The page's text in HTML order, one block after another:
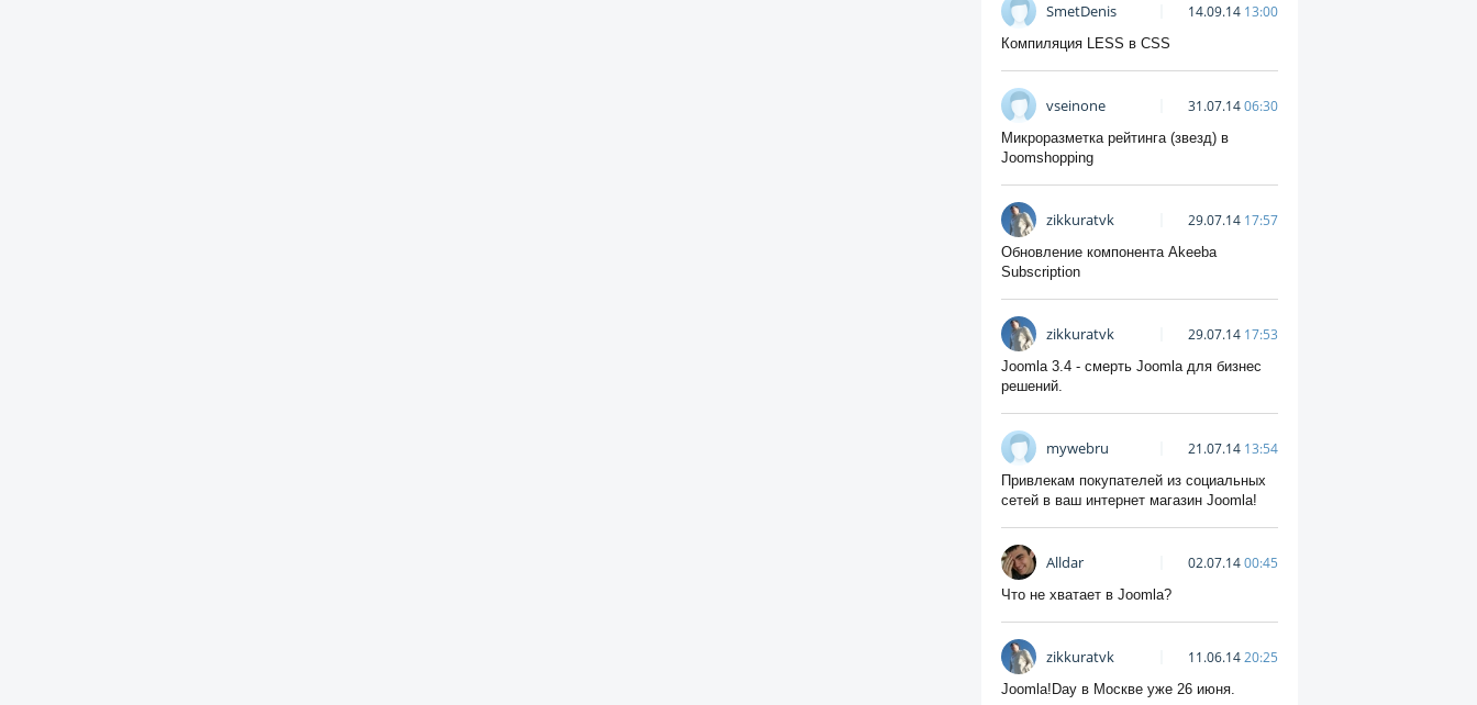
SmetDenis 14.09.14 13:00
Компиляция LESS в CSS
vseinone 31.07.1406:30
Микроразметка рейтинга (звезд) в
Joomshopping
zikkuratvk 29.07.14 17:57
Обновление компонента Akeeba
Subscription
zikkuratvk 29.07.14 17:53
Joomla 3.4 - смерть Joomla для бизнес
решений.
mywebru 21.07.14 13:54
Привлекам покупателей из социальных
сетей в ваш интернет магазин Joomla!
Alldar 02.07.1400:45
Что не хватает в Joomla?
zikkuratvk 11.06.1420:25
Joomla!Day в Москве уже 26 июня.